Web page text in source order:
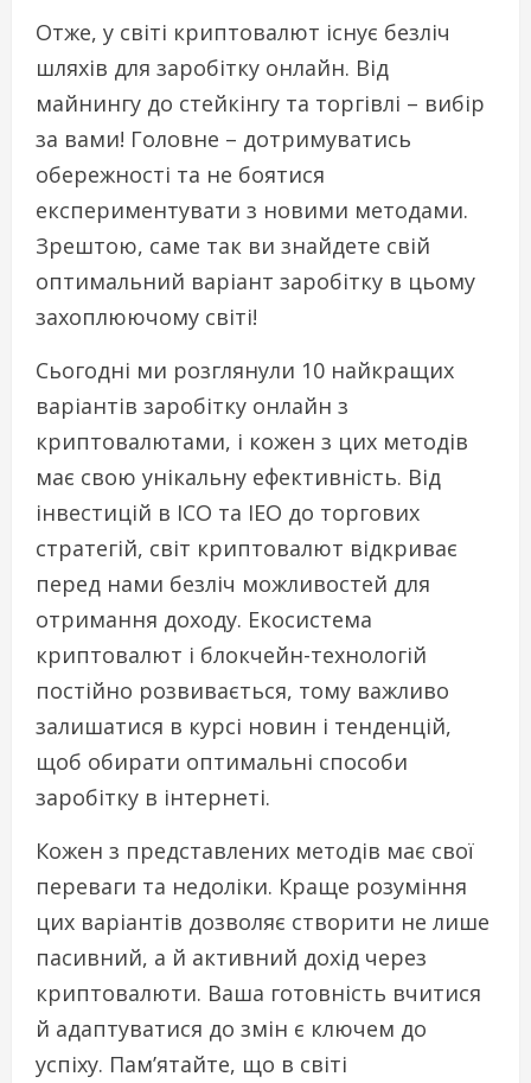
Отже, у світі криптовалют існує безліч
шляхів для заробітку онлайн. Від
майнингу до стейкінгу та торгівлі – вибір
за вами! Головне – дотримуватись
обережності та не боятися
експериментувати з новими методами.
Зрештою, саме так ви знайдете свій
оптимальний варіант заробітку в цьому
захоплюючому світі!
Сьогодні ми розглянули 10 найкращих
варіантів заробітку онлайн з
криптовалютами, і кожен з цих методів
має свою унікальну ефективність. Від
інвестицій в ICO та IEO до торгових
стратегій, світ криптовалют відкриває
перед нами безліч можливостей для
отримання доходу. Екосистема
криптовалют і блокчейн-технологій
постійно розвивається, тому важливо
залишатися в курсі новин і тенденцій,
щоб обирати оптимальні способи
заробітку в інтернеті.
Кожен з представлених методів має свої
переваги та недоліки. Краще розуміння
цих варіантів дозволяє створити не лише
пасивний, а й активний дохід через
криптовалюти. Ваша готовність вчитися
й адаптуватися до змін є ключем до
успіху. Пам’ятайте, що в світі